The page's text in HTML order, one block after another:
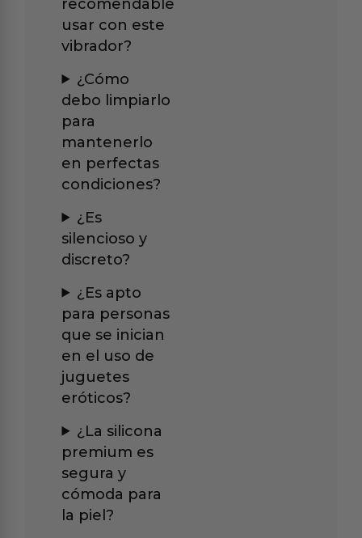
recomendable
usar con este
vibrador?
¿Cómo
debo limpiarlo
para
mantenerlo
en perfectas
condiciones?
¿Es
silencioso y
discreto?
¿Es apto
para personas
que se inician
en el uso de
juguetes
eróticos?
¿La silicona
premium es
segura y
cómoda para
la piel?